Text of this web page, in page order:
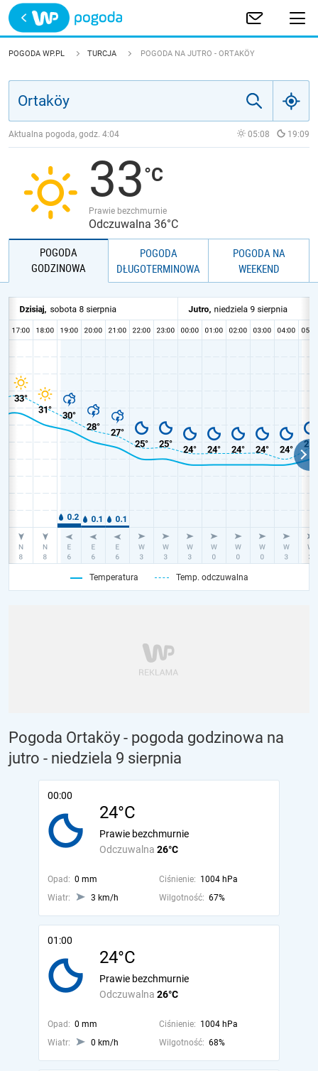
Trwa ładowanie
POLSKA
JAKOŚĆ POWIETRZA
POGODA WP.PL TURCJA POGODA NA JUTRO - ORTAKÖY
Aktualna pogoda, godz. 4:04 05:08 19:09
33
Prawie bezchmurnie
Odczuwalna 36°C
POGODA
GODZINOWA
POGODA
DŁUGOTERMINOWA
POGODA NA
WEEKEND
Temperatura Temp. odczuwalna
Pogoda Ortaköy - pogoda godzinowa na
jutro - niedziela 9 sierpnia
00:00
24°C
Odczuwalna 26°C
Prawie bezchmurnie
Opad: 0 mm Ciśnienie: 1004 hPa
Wiatr:
3 km/h Wilgotność: 67%
01:00
24°C
Odczuwalna 26°C
Prawie bezchmurnie
Opad: 0 mm Ciśnienie: 1004 hPa
Wiatr:
0 km/h Wilgotność: 68%